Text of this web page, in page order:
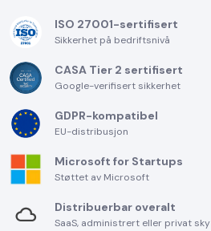
ISO 27001-sertifisert
Sikkerhet på bedriftsnivå
CASA Tier 2 sertifisert
Google-verifisert sikkerhet
GDPR-kompatibel
EU-distribusjon
Microsoft for Startups
Støttet av Microsoft
Distribuerbar overalt
SaaS, administrert eller privat sky